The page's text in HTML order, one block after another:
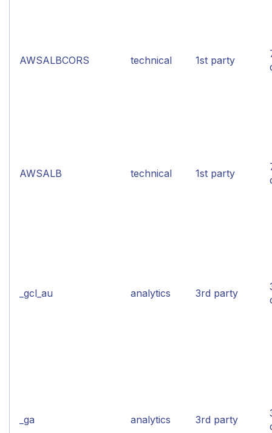
AWSALBCORS technical 1st party
AWSALB technical 1st party
_gcl_au analytics 3rd party
_ga analytics 3rd party